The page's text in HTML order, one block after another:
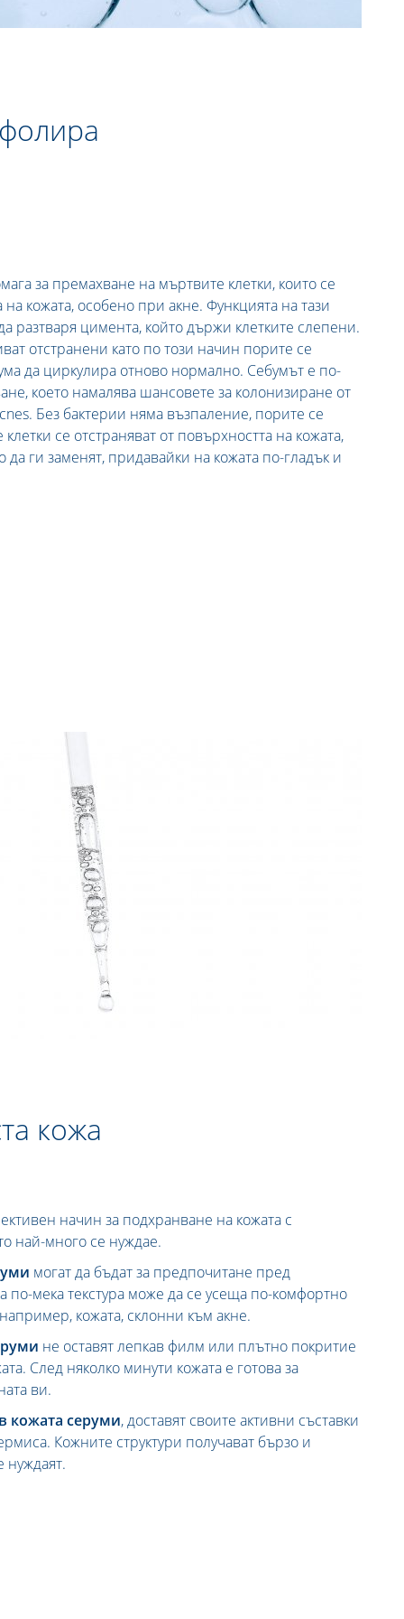
за премахване на мъртвите клетки, които се
кожата, особено при акне. Функцията на тази
разтваря цимента, който държи клетките слепени.
отстранени като по този начин порите се
да циркулира отново нормално. Себумът е по-
което намалява шансовете за колонизиране от
Без бактерии няма възпаление, порите се
се отстраняват от повърхността на кожата,
ги заменят, придавайки на кожата по-гладък и
кожа
начин за подхранване на кожата с
най-много се нуждае.
могат да бъдат за предпочитане пред
по-мека текстура може да се усеща по-комфортно
кожата, склонни към акне.
не оставят лепкав филм или плътно покритие
След няколко минути кожата е готова за
ви.
кожата серуми, доставят своите активни съставки
Кожните структури получават бързо и
нуждаят.